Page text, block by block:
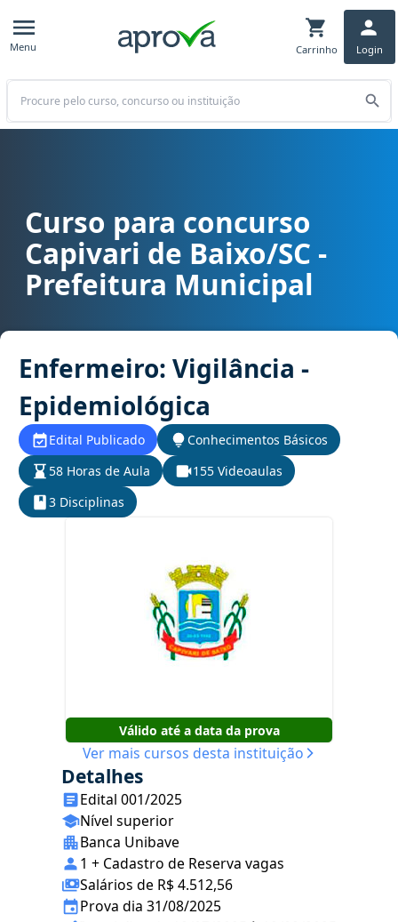
Menu Carrinho Login
Buscar
Curso para concurso Capivari de Baixo/SC - Prefeitura Municipal
Curso para concurso
Capivari de Baixo/SC -
Prefeitura Municipal
Enfermeiro: Vigilância -
Epidemiológica
Edital Publicado
Conhecimentos Básicos
58 Horas de Aula
155 Videoaulas
3 Disciplinas
Válido até a data da prova
Ver mais cursos desta instituição
Detalhes
Edital 001/2025
Nível superior
Banca Unibave
1 + Cadastro de Reserva vagas
Salários de R$ 4.512,56
Prova dia 31/08/2025